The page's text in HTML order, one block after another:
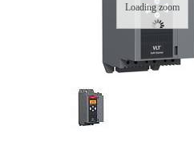
Loading zoom